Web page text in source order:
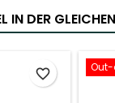
IN DER
favorite_border